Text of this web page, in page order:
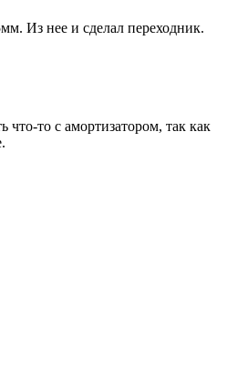
Из нее и сделал переходник.
что-то с амортизатором, так как